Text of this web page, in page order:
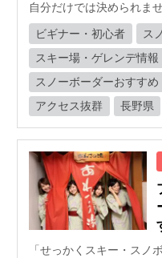
自分だけでは決められま
ビギナー・初心者
ス
スキー場・ゲレンデ情報
スノーボーダーおすすめ
アクセス抜群
長野県
「せっかくスキー・スノ